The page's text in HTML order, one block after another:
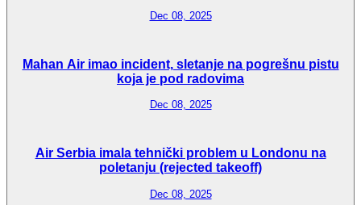
Dec 08, 2025
Mahan Air imao incident, sletanje na pogrešnu pistu
koja je pod radovima
Dec 08, 2025
Air Serbia imala tehnički problem u Londonu na
poletanju (rejected takeoff)
Dec 08, 2025